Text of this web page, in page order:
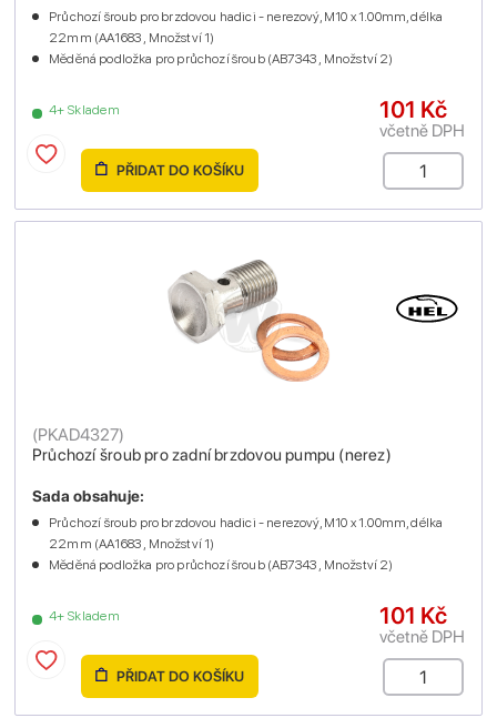
4+ Skladem
Průchozí šroub pro brzdovou hadici - nerezový, M10 x 1.00mm, délka
22mm (AA1683 , Množství 1)
Měděná podložka pro průchozí šroub (AB7343 , Množství 2)
101 Kč
včetně DPH
PŘIDAT DO KOŠÍKU
Průchozí šroub pro zadní brzdovou pumpu (nerez)
(PKAD4327)
4+ Skladem
Sada obsahuje:
Průchozí šroub pro brzdovou hadici - nerezový, M10 x 1.00mm, délka
22mm (AA1683 , Množství 1)
Měděná podložka pro průchozí šroub (AB7343 , Množství 2)
101 Kč
včetně DPH
PŘIDAT DO KOŠÍKU